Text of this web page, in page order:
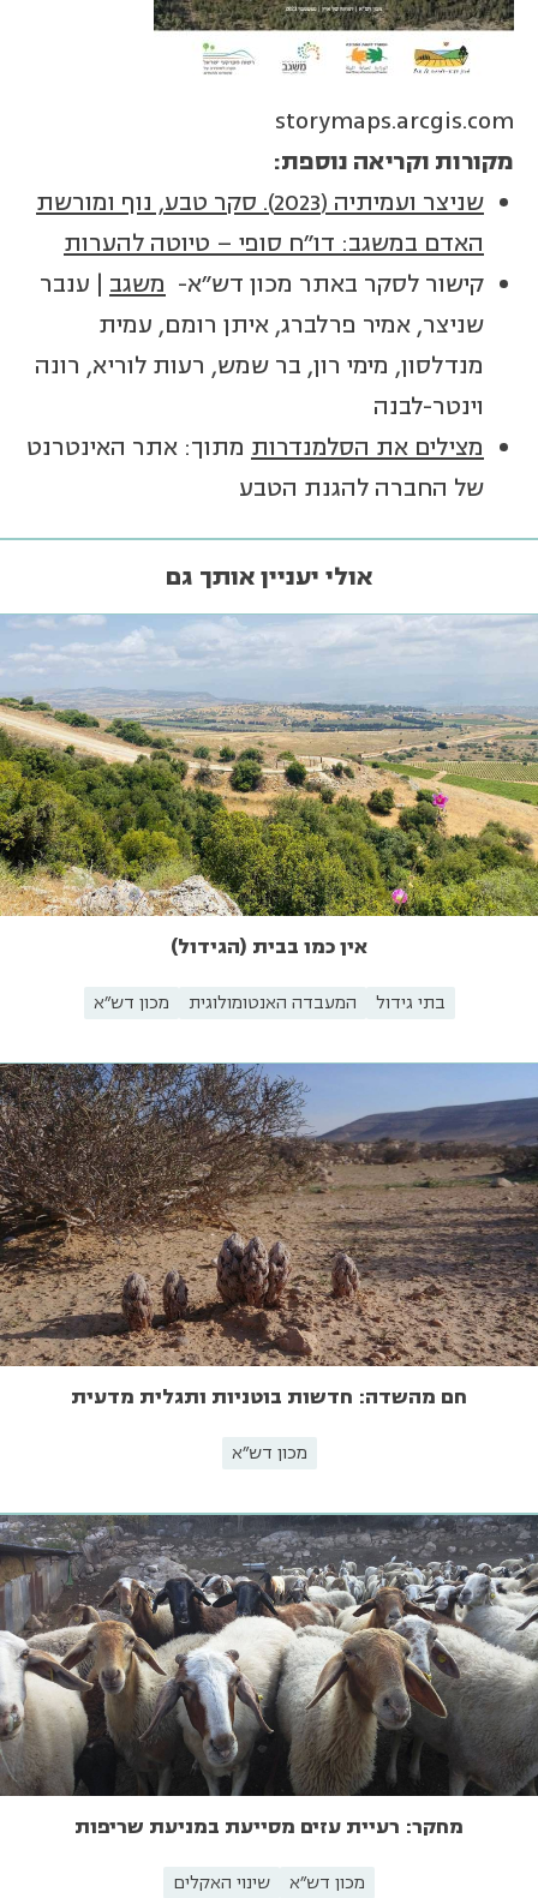
storymaps.arcgis.com
מקורות וקריאה נוספת:
שניצר ועמיתיה (2023). סקר טבע, נוף ומורשת
האדם במשגב: דו"ח סופי – טיוטה להערות
קישור לסקר באתר מכון דש"א- משגב | ענבר
שניצר, אמיר פרלברג, איתן רומם, עמית
מנדלסון, מימי רון, בר שמש, רעות לוריא, רונה
וינטר-לבנה
מצילים את הסלמנדרות מתוך: אתר האינטרנט
של החברה להגנת הטבע
אולי יעניין אותך גם
אין כמו בבית (הגידול)
בתי גידול המעבדה האנטומולוגית מכון דש"א
חם מהשדה: חדשות בוטניות ותגלית מדעית
מכון דש"א
מחקר: רעיית עזים מסייעת במניעת שריפות
מכון דש"א שינוי האקלים